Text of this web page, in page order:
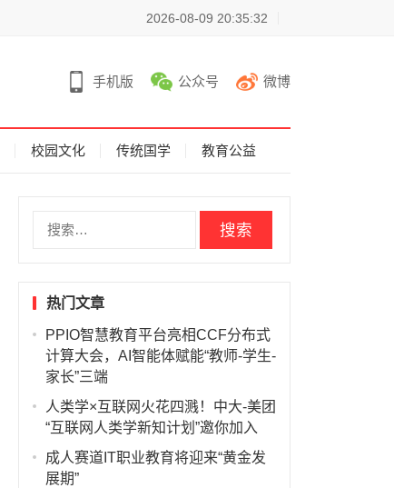
2026-08-09 20:35:32
手机版 公众号 微博
校园文化 传统国学 教育公益
热门文章
PPIO智慧教育平台亮相CCF分布式
计算大会，AI智能体赋能“教师-学生-
家长”三端
人类学×互联网火花四溅！中大-美团
“互联网人类学新知计划”邀你加入
成人赛道IT职业教育将迎来“黄金发
展期”